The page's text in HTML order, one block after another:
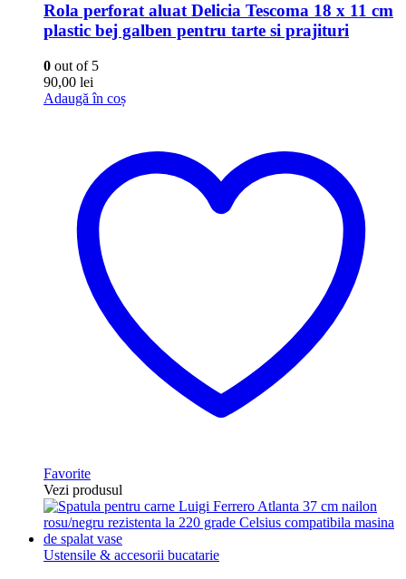
Rola perforat aluat Delicia Tescoma 18 x 11 cm
plastic bej galben pentru tarte si prajituri
0 out of 5
90,00 lei
Adaugă în coș
Favorite
Vezi produsul
Ustensile & accesorii bucatarie